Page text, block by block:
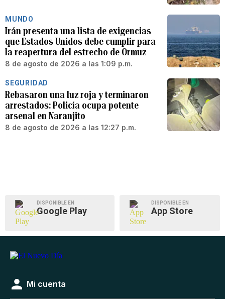
MUNDO
Irán presenta una lista de exigencias
que Estados Unidos debe cumplir para
la reapertura del estrecho de Ormuz
8 de agosto de 2026 a las 1:09 p.m.
SEGURIDAD
Rebasaron una luz roja y terminaron
arrestados: Policía ocupa potente
arsenal en Naranjito
8 de agosto de 2026 a las 12:27 p.m.
DISPONIBLE EN
Google Play
DISPONIBLE EN
App Store
Mi cuenta